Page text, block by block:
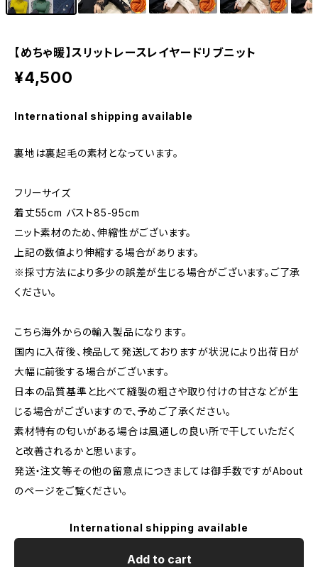
【めちゃ暖】スリットレースレイヤードリブニット
¥4,500
International shipping available
裏地は裏起毛の素材となっています。
フリーサイズ
着丈55cm バスト85-95cm
ニット素材のため、伸縮性がございます。
上記の数値より伸縮する場合があります。
※採寸方法により多少の誤差が生じる場合がございます。ご了承
ください。
こちら海外からの輸入製品になります。
国内に入荷後、検品して発送しておりますが状況により出荷日が
大幅に前後する場合がございます。
日本の品質基準と比べて縫製の粗さや取り付けの甘さなどが生
じる場合がございますので、予めご了承ください。
素材特有の匂いがある場合は風通しの良い所で干していただく
と改善されるかと思います。
発送・注文等その他の留意点につきましては御手数ですがAbout
のページをご覧ください。
International shipping available
Add to cart